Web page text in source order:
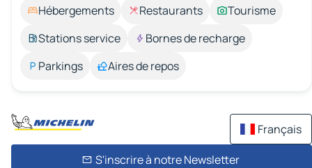
Hébergements Restaurants
Tourisme
Stations service
Bornes de recharge
Parkings
Aires de repos
Français
S'inscrire à notre Newsletter